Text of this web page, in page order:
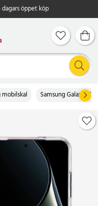
dagars öppet köp
mobilskal Samsung Galaxy S26